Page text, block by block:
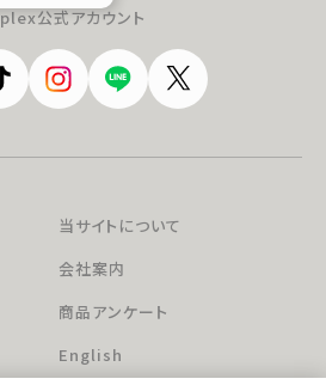
公式アカウント
当サイトについて
会社案内
商品アンケート
English